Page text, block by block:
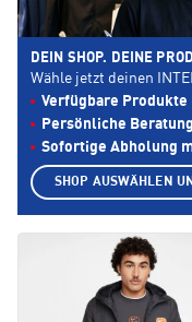
DEIN SHOP. DEINE
Wähle jetzt deinen
Verfügbare Produkte
Persönliche
Sofortige Abholung